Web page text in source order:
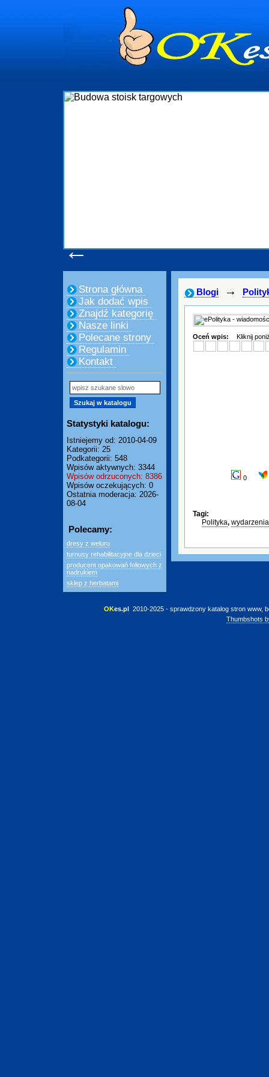
←
Strona główna
Jak dodać wpis
Znajdź kategorię
Nasze linki
Polecane strony
Regulamin
Kontakt
Statystyki katalogu:
Istniejemy od: 2010-04-09
Kategorii: 25
Podkategorii: 548
Wpisów aktywnych: 3344
Wpisów odrzuconych: 8386
Wpisów oczekujących: 0
Ostatnia moderacja: 2026-
08-04
Polecamy:
dresy z weluru
turnusy rehabilitacyjne dla dzieci
producent opakowań foliowych z
nadrukiem
sklep z herbatami
Blogi →
Oceń wpis: Kliknij
0
Tagi:
Polityka, wydarzenia
OKes.pl 2010-2025 - sprawdzony katalog stron www,
Thumbshots